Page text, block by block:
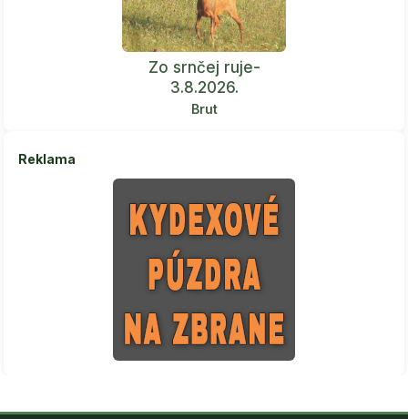
Zo srnčej ruje-
3.8.2026.
Brut
Reklama